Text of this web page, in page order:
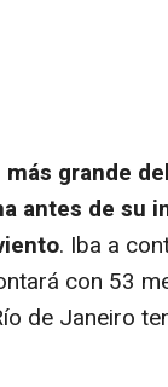
grande
antes de su
. Iba a
con 53
de Janeiro